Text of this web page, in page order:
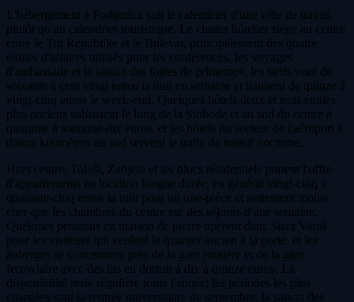
L'hébergement à Podgorica suit le calendrier d'une ville de travail
plutôt qu'un calendrier touristique. Le cluster hôtelier siège au centre
entre le Trg Republike et le Bulevar, principalement des quatre
étoiles d'affaires utilisés pour les conférences, les voyages
d'ambassade et la saison des foires de printemps; les tarifs vont de
soixante à cent vingt euros la nuit en semaine et baissent de quinze à
vingt-cinq euros le week-end. Quelques hôtels deux et trois étoiles
plus anciens subsistent le long de la Slobode et au sud du centre à
quarante à soixante-dix euros, et les hôtels du secteur de l'aéroport à
douze kilomètres au sud servent le trafic de transit nocturne.
Hors centre, Tološi, Zabjelo et les blocs résidentiels portent l'offre
d'appartements en location longue durée, en général vingt-cinq à
quarante-cinq euros la nuit pour un une-pièce et nettement moins
cher que les chambres du centre sur des séjours d'une semaine.
Quelques pensions en maison de pierre opèrent dans Stara Varoš
pour les visiteurs qui veulent le quartier ancien à la porte, et les
auberges se concentrent près de la gare routière et de la gare
ferroviaire avec des lits en dortoir à dix à quinze euros. La
disponibilité reste régulière toute l'année; les périodes les plus
chargées sont la rentrée universitaire de septembre, la saison des